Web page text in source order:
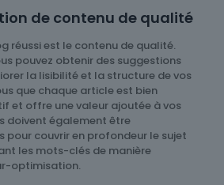
de contenu de qualité
réussi est le contenu de qualité.
pouvez obtenir des suggestions
la lisibilité et la structure de vos
que chaque article est bien
et offre une valeur ajoutée à vos
doivent également être
pour couvrir en profondeur le sujet
les mots-clés de manière
optimisation.